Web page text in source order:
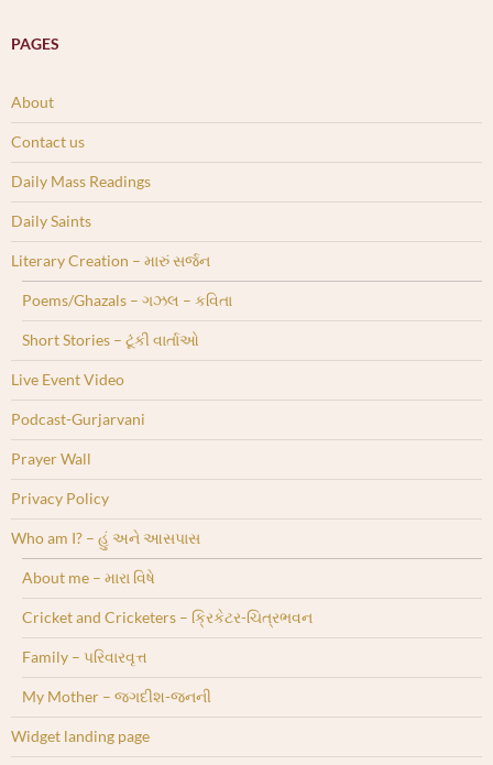
PAGES
About
Contact us
Daily Mass Readings
Daily Saints
Literary Creation – મારું સર્જન
Poems/Ghazals – ગઝલ – કવિતા
Short Stories – ટૂંકી વાર્તાઓ
Live Event Video
Podcast-Gurjarvani
Prayer Wall
Privacy Policy
Who am I? – હું અને આસપાસ
About me – મારા વિષે
Cricket and Cricketers – ક્રિકેટર-ચિત્રભવન
Family – પરિવારવૃત્ત
My Mother – જગદીશ-જનની
Widget landing page